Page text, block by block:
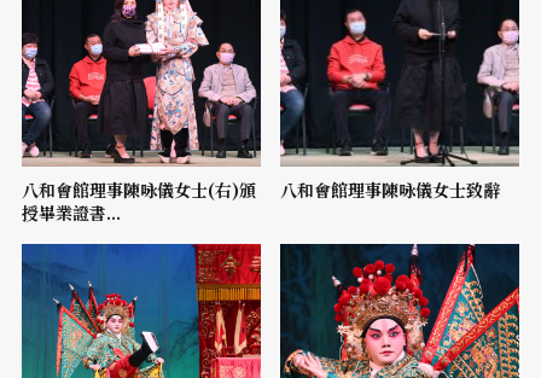
八和會館理事陳咏儀女士(右)頒
授畢業證書...
八和會館理事陳咏儀女士致辭